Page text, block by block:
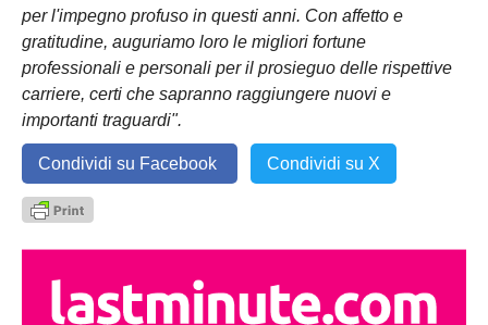
per l'impegno profuso in questi anni. Con affetto e
gratitudine, auguriamo loro le migliori fortune
professionali e personali per il prosieguo delle rispettive
carriere, certi che sapranno raggiungere nuovi e
importanti traguardi".
Condividi su Facebook Condividi su X